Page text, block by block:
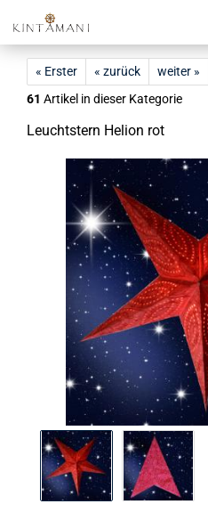
« Erster « zurück weiter »
61 Artikel in dieser Kategorie
Leucht­stern He­li­on rot